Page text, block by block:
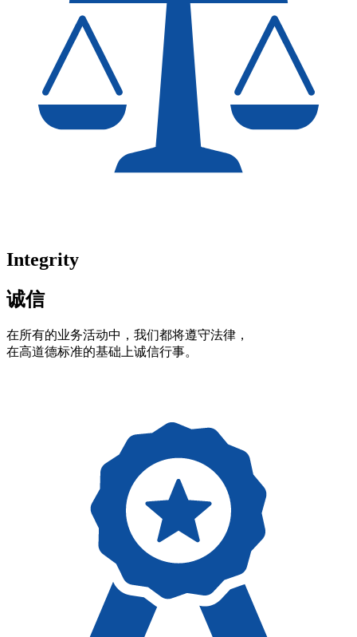
Integrity
诚信
在所有的业务活动中，我们都将遵守法律，
在高道德标准的基础上诚信行事。